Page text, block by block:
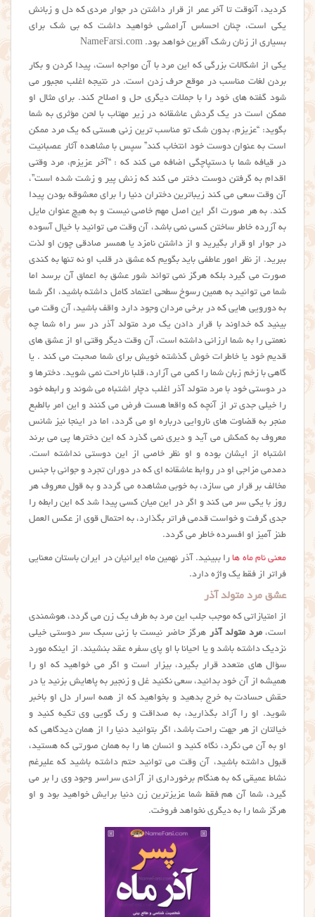
کردید، ‌آنوقت تا آخر عمر از قرار داشتن در جوار مردی که دل و زبانش
یکی است، چنان احساس آرامشی خواهید داشت که بی شک برای
بسیاری از زنان رشک آفرین خواهد بود. NameFarsi.com
یکی از اشکالات بزرگی که این مرد با آن مواجه است، پیدا کردن و بکار
بردن لغات مناسب در موقع حرف زدن است. در نتیجه اغلب مجبور می
شود گفته های خود را با جملات دیگری حل و اصلاح کند. برای مثال او
ممکن است در یک گردش عاشقانه در زیر مهتاب با لحن مؤثری به شما
بگوید: “عزیزم، بدون شک تو مناسب ترین زنی هستی که یک مرد ممکن
است به عنوان دوست خود انتخاب کند” سپس با مشاهده آثار عصبانیت
در قیافه شما با دستپاچگی اضافه می کند که : “آخر عزیزم، مرد وقتی
اقدام به گرفتن دوست دختر می کند که زنش پیر و زشت شده است”،
آن وقت سعی می کند زیباترین دختران دنیا را برای معشوقه بودن پیدا
کند. به هر صورت اگر این اصل مهم خاصی نیست و به هیچ عنوان مایل
به آزرده خاطر ساختن کسی نمی باشد، آن وقت می توانید با خیال آسوده
در جوار او قرار بگیرید و از داشتن نامزد یا همسر صادقی چون او لذت
ببرید. از نظر امور عاطفی باید بگویم که عشق در قلب او نه تنها به کندی
صورت می گیرد بلکه هرگز نمی تواند شور عشق به اعماق آن برسد اما
شما می توانید به همین رسوخ سطحی اعتماد کامل داشته باشید، اگر شما
به دورویی هایی که در برخی مردان وجود دارد واقف باشید، آن وقت می
بینید که خداوند با قرار دادن یک مرد متولد آذر در سر راه شما چه
نعمتی را به شما ارزانی داشته است، آن وقت دیگر وقتی او از عشق های
قدیم خود یا خاطرات خوش گذشته خویش برای شما صحبت می کند . یا
گاهی با زخم زبان شما را کمی می آزارد، قلبا ناراحت نمی شوید. دخترها و
در دوستی خود با مرد متولد آذر اغلب دچار اشتباه می شوند و رابطه خود
را خیلی جدی تر از آنچه که واقعا هست فرض می کنند و این امر بالطبع
منجر به قضاوت های ناروایی درباره او می گردد، اما در اینجا نیز شانس
معروف به کمکش می آید و دیری نمی گذرد که این دخترها پی می برند
اشتباه از ایشان بوده و او نظر خاصی از این دوستی نداشته است.
دمدمی مزاجی او در روابط عاشقانه ای که در دوران تجرد و جوانی با جنس
مخالف بر قرار می سازد، به خوبی مشاهده می گردد و به قول معروف هر
روز با یکی سر می کند و اگر در این میان کسی پیدا شد که این رابطه را
جدی گرفت و خواست قدمی فراتر بگذارد، به احتمال قوی از عکس العمل
طنز آمیز او افسرده خاطر می گردد.
معنی نام ماه هارا ببینید. آذر نهمین ماه ایرانیان در ایران باستان معنایی
فراتر از فقط یک واژه دارد.
عشق مرد متولد آذر
از امتیازاتی که موجب جلب این مرد به طرف یک زن می گردد، هوشمندی
است،مرد متولد آذر هرگز حاضر نیست با زنی سبک سر دوستی خیلی
نزدیک داشته باشد و یا احیانا با او پای سفره عقد بنشیند. از اینکه مورد
سؤال های متعدد قرار بگیرد، بیزار است و اگر می خواهید که او را
همیشه از آن خود بدانید، سعی نکنید غل و زنجیر به پاهایش بزنید یا در
حقش حسادت به خرج بدهید و بخواهید که از همه اسرار دل او باخبر
شوید. او را آزاد بگذارید، به صداقت و رک گویی وی تکیه کنید و
خیالتان از هر جهت راحت باشد، اگر بتوانید دنیا را از همان دیدگاهی که
او به آن می نگرد، نگاه کنید و انسان ها را به همان صورتی که هستید،
قبول داشته باشید، آن وقت می توانید حتم داشته باشید که علیرغم
نشاط عمیقی که به هنگام برخورداری از آزادی سراسر وجود وی را بر می
گیرد، شما آن هم فقط شما عزیزترین زن دنیا برایش خواهید بود و او
هرگز شما را به دیگری نخواهد فروخت.